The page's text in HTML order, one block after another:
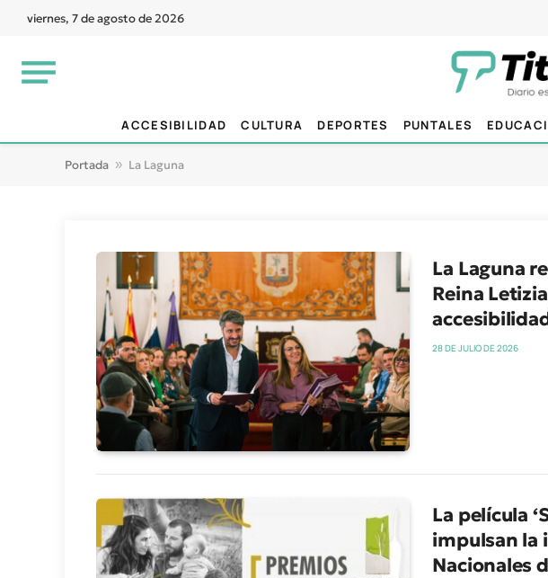
viernes, 7 de agosto de 2026
ACCESIBILIDAD CULTURA DEPORTES PUNTALES
Portada » La Laguna
La Laguna
Reina
28 DE JULIO DE 2026
La película
impulsan la
Nacionales